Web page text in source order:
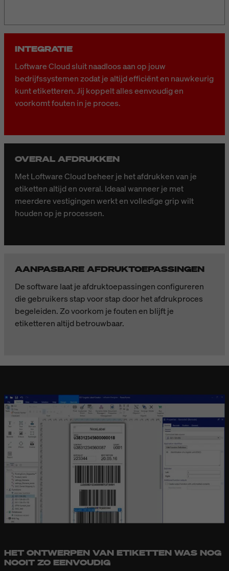
INTEGRATIE
Loftware Cloud sluit naadloos aan op jouw
bedrijfssystemen zodat je altijd efficiënt en nauwkeurig
kunt etiketteren. Jij koppelt alles eenvoudig en
voorkomt fouten in je proces.
OVERAL AFDRUKKEN
Met Loftware Cloud beheer je het afdrukken van je
etiketten altijd en overal. Ideaal wanneer je met
meerdere vestigingen werkt en volledige grip wilt
houden op je processen.
AANPASBARE AFDRUKTOEPASSINGEN
De software laat je afdruktoepassingen configureren
die gebruikers stap voor stap door het afdrukproces
begeleiden. Zo voorkom je fouten en blijft je
etiketteren altijd betrouwbaar.
HET ONTWERPEN VAN ETIKETTEN WAS NOG
NOOIT ZO EENVOUDIG